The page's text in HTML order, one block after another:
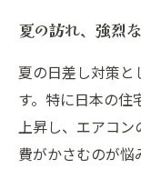
ーテン
賢い夏の過
約を両立
快適への第
間
夏の訪れ、強烈
夏の日差し対策
す。特に日本の住
上昇し、エアコン
費がかさむのが悩